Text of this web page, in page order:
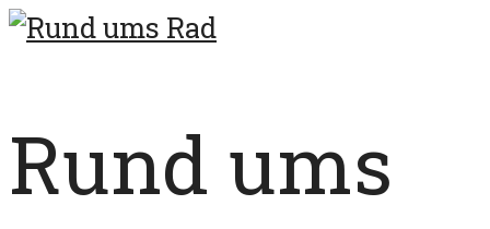
Rund ums